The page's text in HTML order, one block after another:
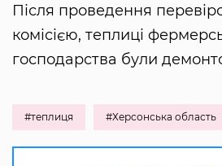
Після проведення
комісією, теплиці
господарства були
#теплиця #Херсонська область